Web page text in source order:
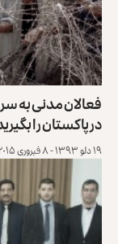
فعالان مدنی به
در پاکستان را
۱۹ دلو ۱۳۹۳ - ۸ فبروری ۲۰۱۵